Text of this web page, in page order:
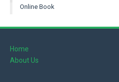
Online Book
Home
About Us